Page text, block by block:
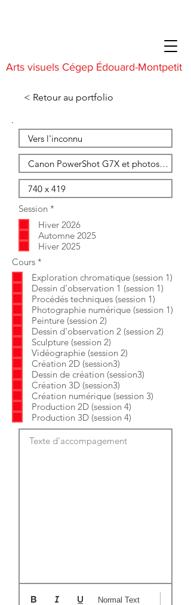
Arts visuels Cégep Édouard-Montpetit
< Retour au portfolio
Session *
l
i
g
a
i
r
e
Hiver 2026
Automne 2025
Hiver 2025
Cours *
l
i
g
a
t
o
i
r
e
Exploration chromatique (session 1)
Dessin d'observation 1 (session 1)
Procédés techniques (session 1)
Photographie numérique (session 1)
Peinture (session 2)
Dessin d'observation 2 (session 2)
Sculpture (session 2)
Vidéographie (session 2)
Création 2D (session3)
Dessin de création (session3)
Création 3D (session3)
Création numérique (session 3)
Production 2D (session 4)
Production 3D (session 4)
Texte d'accompagement
Normal Text